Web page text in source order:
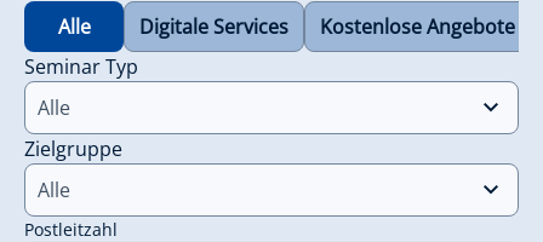
Alle Digitale Services
Kostenlose Angebote
Seminar Typ
Alle
Zielgruppe
Alle
Postleitzahl